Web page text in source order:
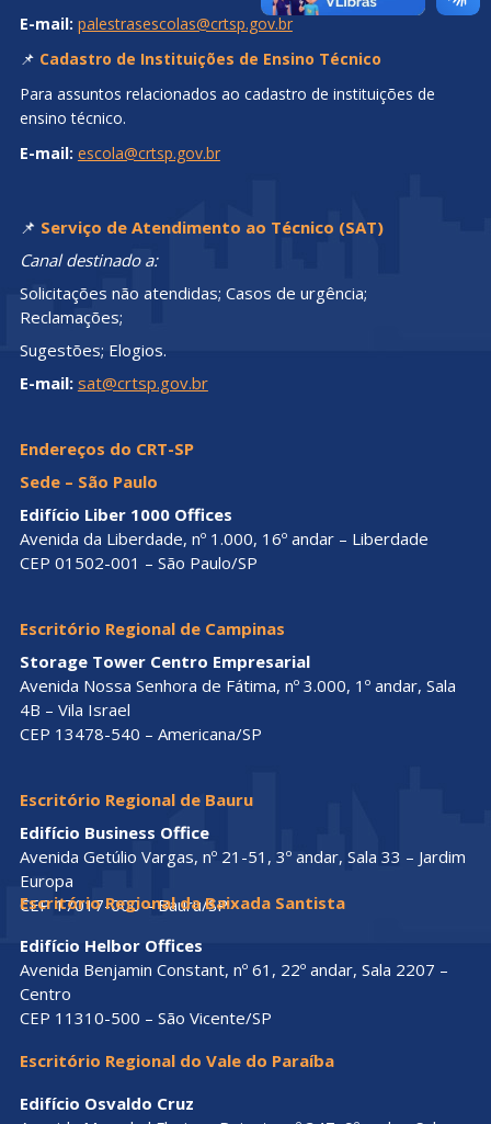
E-mail: palestrasescolas@crtsp.gov.br
📌 Cadastro de Instituições de Ensino Técnico
Para assuntos relacionados ao cadastro de instituições de
ensino técnico.
E-mail: escola@crtsp.gov.br
📌 Serviço de Atendimento ao Técnico (SAT)
Canal destinado a:
Solicitações não atendidas; Casos de urgência;
Reclamações;
Sugestões; Elogios.
E-mail: sat@crtsp.gov.br
Endereços do CRT-SP
Sede – São Paulo
Edifício Liber 1000 Offices
Avenida da Liberdade, nº 1.000, 16º andar – Liberdade
CEP 01502-001 – São Paulo/SP
Escritório Regional de Campinas
Storage Tower Centro Empresarial
Avenida Nossa Senhora de Fátima, nº 3.000, 1º andar, Sala
4B – Vila Israel
CEP 13478-540 – Americana/SP
Escritório Regional de Bauru
Edifício Business Office
Avenida Getúlio Vargas, nº 21-51, 3º andar, Sala 33 – Jardim
Europa
CEP 17017-000 – Bauru/SP
Escritório Regional da Baixada Santista
Edifício Helbor Offices
Avenida Benjamin Constant, nº 61, 22º andar, Sala 2207 –
Centro
CEP 11310-500 – São Vicente/SP
Escritório Regional do Vale do Paraíba
Edifício Osvaldo Cruz